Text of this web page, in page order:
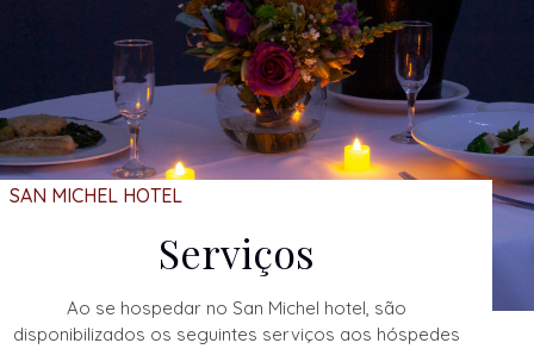
SAN MICHEL HOTEL
Serviços
Ao se hospedar no San Michel hotel, são
disponibilizados os seguintes serviços aos hóspedes